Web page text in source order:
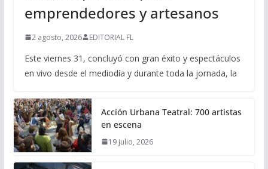
emprendedores y artesanos
2 agosto, 2026 EDITORIAL FL
Este viernes 31, concluyó con gran éxito y espectáculos
en vivo desde el mediodía y durante toda la jornada, la
Acción Urbana Teatral: 700 artistas
en escena
19 julio, 2026